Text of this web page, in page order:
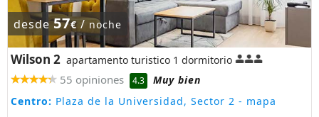
desde57€/ noche
Wilson 2 apartamento turistico 1 dormitorio
55 opiniones 4.3
Muy bien
Centro: Plaza de la Universidad, Sector 2 - mapa